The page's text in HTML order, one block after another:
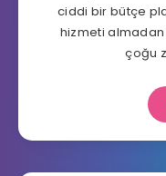
ciddi bir bütçe
hizmeti
çoğu